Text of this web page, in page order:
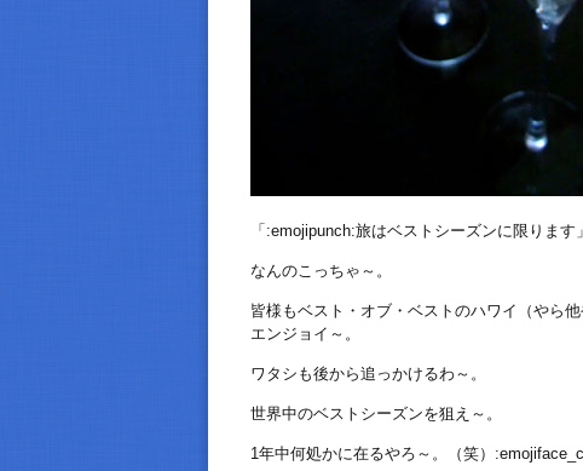
「:emojipunch:旅はベストシーズンに限ります
なんのこっちゃ～。
皆様もベスト・オブ・ベストのハワイ（やら他
エンジョイ～。
ワタシも後から追っかけるわ～。
世界中のベストシーズンを狙え～。
1年中何処かに在るやろ～。（笑）